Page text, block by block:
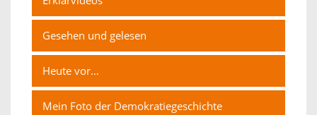
Gesehen und gelesen
Heute vor…
Mein Foto der Demokratiegeschichte